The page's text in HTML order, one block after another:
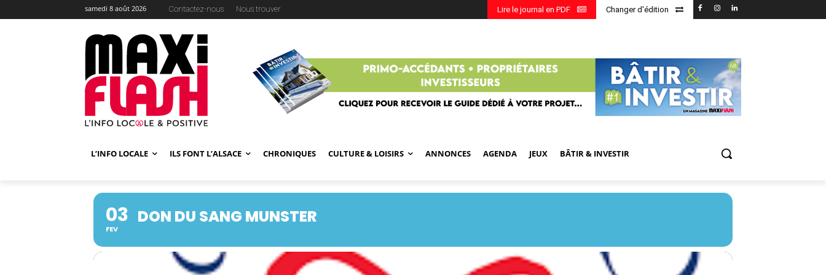
samedi 8 août 2026 Contactez-nous Nous trouver Changer d'édition
Lire le journal en PDF
L’INFO LOCALE ILS FONT L’ALSACE CHRONIQUES CULTURE & LOISIRS ANNONCES AGENDA JEUX BÂTIR & INVESTIR
03
FEV
DON DU SANG MUNSTER